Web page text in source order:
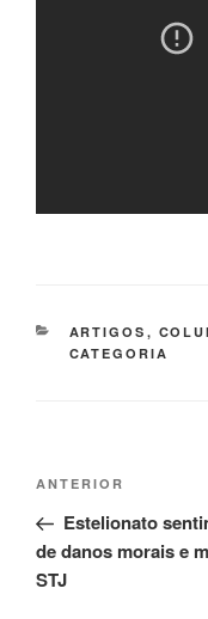
CATEGORIAS
ARTIGOS ,
CATEGORIA
Navegação
Post
Post
anterior
ANTERIOR
Estelionato
de danos morais e
STJ